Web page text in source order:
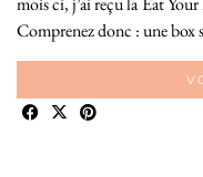
Comprenez donc : une box